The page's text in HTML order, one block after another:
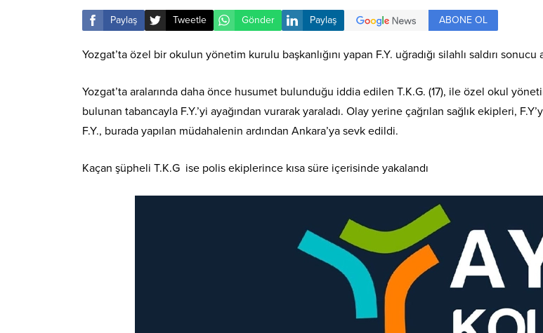
Paylaş Tweetle Gönder Paylaş ABONE OL
Yozgat’ta özel bir okulun yönetim kurulu başkanlığını yapan F.Y. uğradığı silahlı saldırı
Yozgat’ta aralarında daha önce husumet bulunduğu iddia edilen T.K.G. (17), ile özel okul
bulunan tabancayla F.Y.’yi ayağından vurarak yaraladı. Olay yerine çağrılan sağlık ekipleri,
F.Y., burada yapılan müdahalenin ardından Ankara’ya sevk edildi.
Kaçan şüpheli T.K.G ise polis ekiplerince kısa süre içerisinde yakalandı